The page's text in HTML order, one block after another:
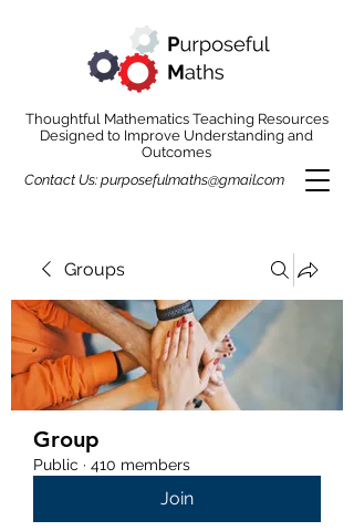
Thoughtful Mathematics Teaching Resources
Designed to Improve Understanding and
Outcomes
Contact Us: purposefulmaths@gmail.com
Groups
Group
Public · 410 members
Join